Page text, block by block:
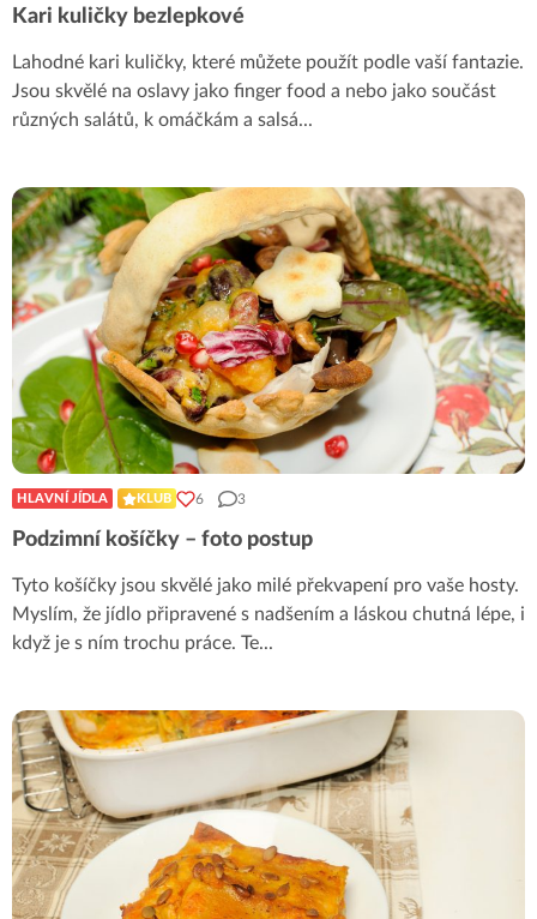
Kari kuličky bezlepkové
Lahodné kari kuličky, které můžete použít podle vaší fantazie.
Jsou skvělé na oslavy jako finger food a nebo jako součást
různých salátů, k omáčkám a salsá...
HLAVNÍ JÍDLA KLUB 6 3
Podzimní košíčky – foto postup
Tyto košíčky jsou skvělé jako milé překvapení pro vaše hosty.
Myslím, že jídlo připravené s nadšením a láskou chutná lépe, i
když je s ním trochu práce. Te...